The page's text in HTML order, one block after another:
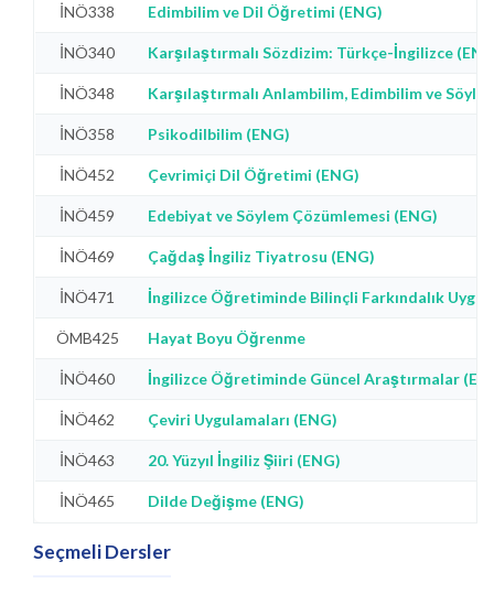
İNÖ338 Edimbilim ve Dil Öğretimi (ENG)
İNÖ340 Karşılaştırmalı Sözdizim: Türkçe-İngilizce
İNÖ348 Karşılaştırmalı Anlambilim, Edimbilim ve
İNÖ358 Psikodilbilim (ENG)
İNÖ452 Çevrimiçi Dil Öğretimi (ENG)
İNÖ459 Edebiyat ve Söylem Çözümlemesi (ENG)
İNÖ469 Çağdaş İngiliz Tiyatrosu (ENG)
İNÖ471 İngilizce Öğretiminde Bilinçli Farkındalık
ÖMB425 Hayat Boyu Öğrenme
İNÖ460 İngilizce Öğretiminde Güncel Araştırmalar
İNÖ462 Çeviri Uygulamaları (ENG)
İNÖ463 20. Yüzyıl İngiliz Şiiri (ENG)
İNÖ465 Dilde Değişme (ENG)
Seçmeli Dersler